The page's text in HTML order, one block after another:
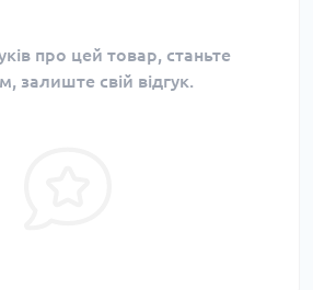
про цей товар, станьте
залиште свій відгук.